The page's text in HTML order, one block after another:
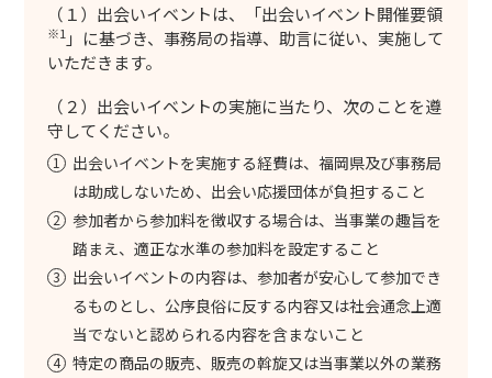
（１）出会いイベントは、「出会いイベント開催要領
※1」に基づき、事務局の指導、助言に従い、実施して
いただきます。
（２）出会いイベントの実施に当たり、次のことを遵
守してください。
出会いイベントを実施する経費は、福岡県及び事務局
は助成しないため、出会い応援団体が負担すること
参加者から参加料を徴収する場合は、当事業の趣旨を
踏まえ、適正な水準の参加料を設定すること
出会いイベントの内容は、参加者が安心して参加でき
るものとし、公序良俗に反する内容又は社会通念上適
当でないと認められる内容を含まないこと
特定の商品の販売、販売の斡旋又は当事業以外の業務